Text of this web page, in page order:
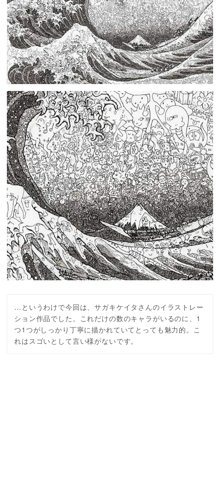
…というわけで今回は、サガキケイタさんのイラストレー
ション作品でした。これだけの数のキャラがいるのに、1
つ1つがしっかり丁寧に描かれていてとっても魅力的。こ
れはスゴいとして言い様がないです。